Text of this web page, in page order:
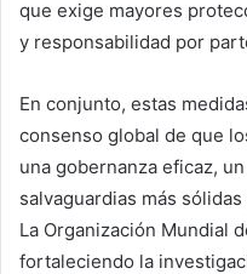
que exige mayores
y responsabilidad por
En conjunto, estas
consenso global de que
una gobernanza eficaz,
salvaguardias más
La Organización Mundial
fortaleciendo la